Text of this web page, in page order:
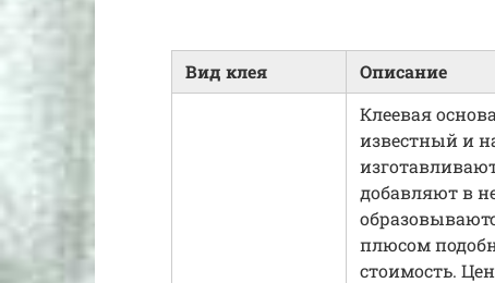
Вид клея Описание
Клеевая
известный и
добавляют в
плюсом
стоимость.